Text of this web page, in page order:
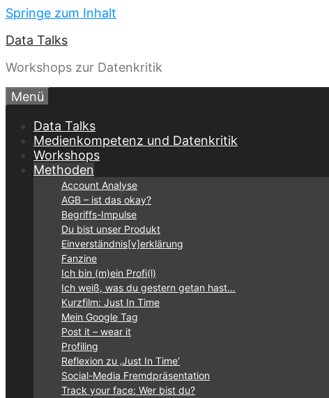
Springe zum Inhalt
Data Talks
Workshops zur Datenkritik
Menü
Data Talks
Medienkompetenz und Datenkritik
Workshops
Methoden
Account Analyse
AGB – ist das okay?
Begriffs-Impulse
Du bist unser Produkt
Einverständnis[v]erklärung
Fanzine
Ich bin (m)ein Profi(l)
Ich weiß, was du gestern getan hast…
Kurzfilm: Just In Time
Mein Google Tag
Post it – wear it
Profiling
Reflexion zu ‚Just In Time‘
Social-Media Fremdpräsentation
Track your face: Wer bist du?